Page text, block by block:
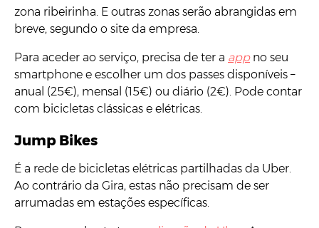
zona ribeirinha. E outras zonas serão abrangidas em
breve, segundo o site da empresa.
Para aceder ao serviço, precisa de ter a appno seu
smartphone e escolher um dos passes disponíveis –
anual (25€), mensal (15€) ou diário (2€). Pode contar
com bicicletas clássicas e elétricas.
Jump Bikes
É a rede de bicicletas elétricas partilhadas da Uber.
Ao contrário da Gira, estas não precisam de ser
arrumadas em estações específicas.